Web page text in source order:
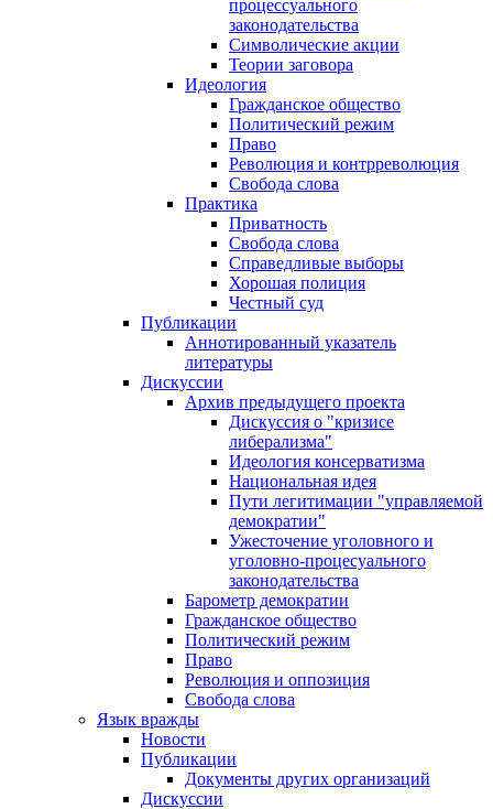
процессуального
законодательства
Символические акции
Теории заговора
Идеология
Гражданское общество
Политический режим
Право
Революция и контрреволюция
Свобода слова
Практика
Приватность
Свобода слова
Справедливые выборы
Хорошая полиция
Честный суд
Публикации
Аннотированный указатель
литературы
Дискуссии
Архив предыдущего проекта
Дискуссия о "кризисе
либерализма"
Идеология консерватизма
Национальная идея
Пути легитимации "управляемой
демократии"
Ужесточение уголовного и
уголовно-процесуального
законодательства
Барометр демократии
Гражданское общество
Политический режим
Право
Революция и оппозиция
Свобода слова
Язык вражды
Новости
Публикации
Документы других организаций
Дискуссии